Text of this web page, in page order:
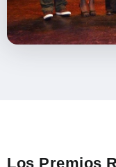
Los Premios